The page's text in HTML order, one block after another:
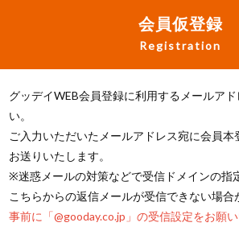
会員仮登録
Registration
グッデイWEB会員登録に利用するメールア
い。
ご入力いただいたメールアドレス宛に会員本
お送りいたします。
※迷惑メールの対策などで受信ドメインの指
こちらからの返信メールが受信できない場合
事前に「@gooday.co.jp」の受信設定をお願い